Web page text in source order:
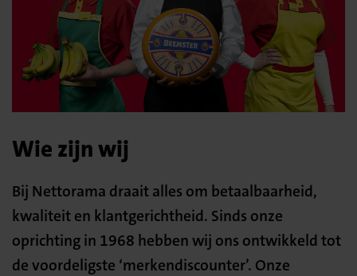
Wie zijn wij
Bij Nettorama draait alles om betaalbaarheid,
kwaliteit en klantgerichtheid. Sinds onze
oprichting in 1968 hebben wij ons ontwikkeld tot
de voordeligste ‘merkendiscounter’. Onze